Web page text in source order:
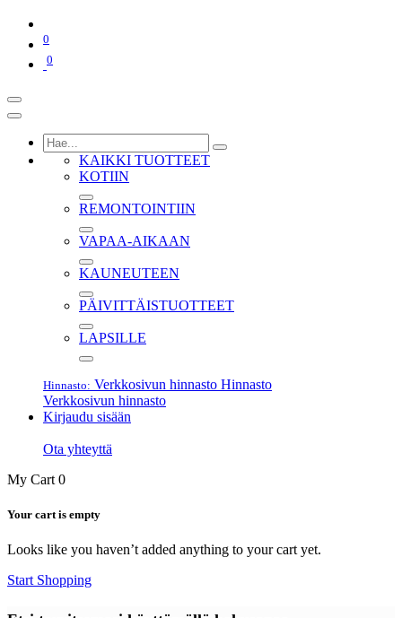
0
0
KAIKKI TUOTTEET
KOTIIN
REMONTOINTIIN
VAPAA-AIKAAN
KAUNEUTEEN
PÄIVITTÄISTUOTTEET
LAPSILLE
Hinnasto: Verkkosivun hinnasto Hinnasto
Verkkosivun hinnasto
Kirjaudu sisään
Ota yhteyttä
My Cart 0
Your cart is empty
Looks like you haven’t added anything to your cart yet.
Start Shopping